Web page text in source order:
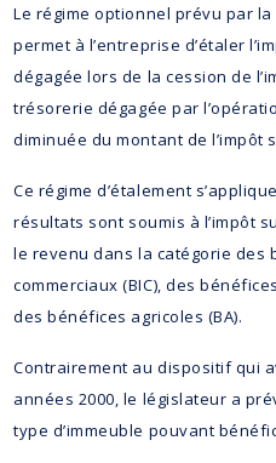
Le régime optionnel prévu par
permet à l’entreprise d’étaler
dégagée lors de la cession de
trésorerie dégagée par
diminuée du montant de l’impôt
Ce régime d’étalement
résultats sont soumis à l’impôt
le revenu dans la catégorie des
commerciaux (BIC), des
des bénéfices agricoles (BA).
Contrairement au dispositif qui
années 2000, le législateur a
type d’immeuble pouvant